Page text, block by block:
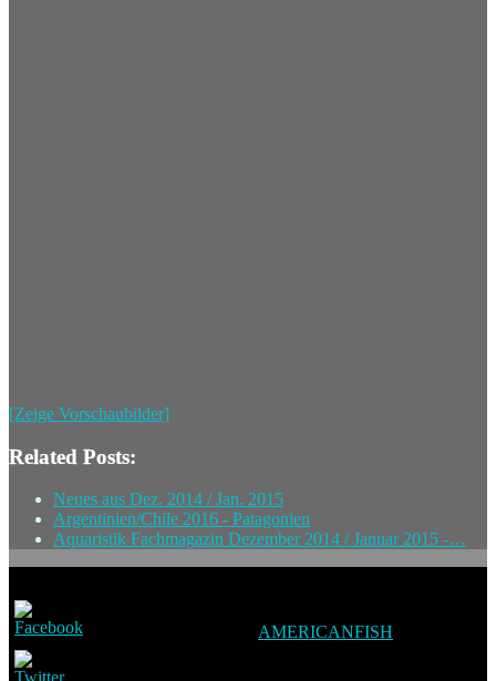
[Zeige Vorschaubilder]
Related Posts:
Neues aus Dez. 2014 / Jan. 2015
Argentinien/Chile 2016 - Patagonien
Aquaristik Fachmagazin Dezember 2014 / Januar 2015 -…
AMERICANFISH